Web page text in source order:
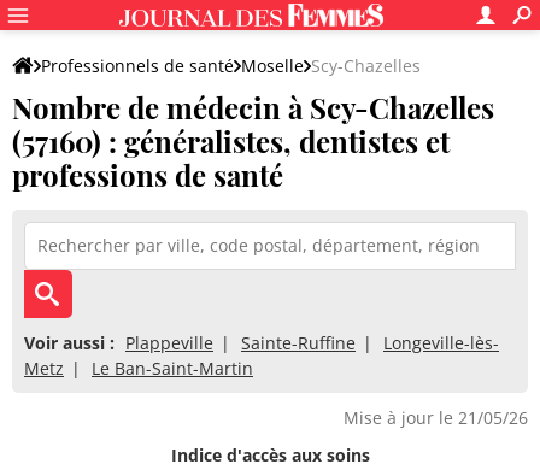
Professionnels de santé Moselle Scy-Chazelles
Nombre de médecin à Scy-Chazelles
(57160) : généralistes, dentistes et
professions de santé
Voir aussi : Plappeville Sainte-Ruffine
Longeville-lès-
Metz
Le Ban-Saint-Martin
Mise à jour le 21/05/26
Indice d'accès aux soins